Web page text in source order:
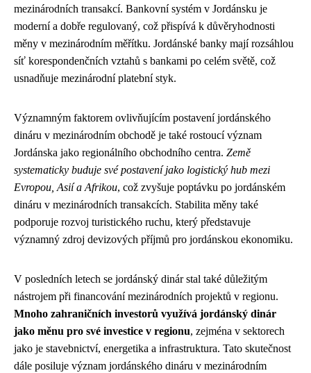
mezinárodních transakcí. Bankovní systém v Jordánsku je
moderní a dobře regulovaný, což přispívá k důvěryhodnosti
měny v mezinárodním měřítku. Jordánské banky mají rozsáhlou
síť korespondenčních vztahů s bankami po celém světě, což
usnadňuje mezinárodní platební styk.
Významným faktorem ovlivňujícím postavení jordánského
dináru v mezinárodním obchodě je také rostoucí význam
Jordánska jako regionálního obchodního centra. Země
systematicky buduje své postavení jako logistický hub mezi
Evropou, Asií a Afrikou, což zvyšuje poptávku po jordánském
dináru v mezinárodních transakcích. Stabilita měny také
podporuje rozvoj turistického ruchu, který představuje
významný zdroj devizových příjmů pro jordánskou ekonomiku.
V posledních letech se jordánský dinár stal také důležitým
nástrojem při financování mezinárodních projektů v regionu.
Mnoho zahraničních investorů využívá jordánský dinár
jako měnu pro své investice v regionu, zejména v sektorech
jako je stavebnictví, energetika a infrastruktura. Tato skutečnost
dále posiluje význam jordánského dináru v mezinárodním